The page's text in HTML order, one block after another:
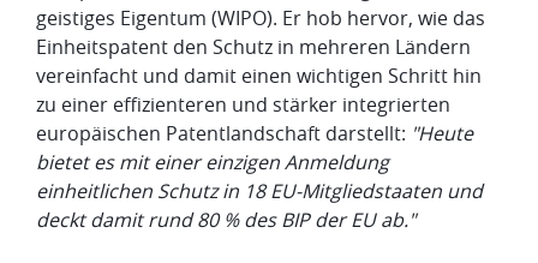
geistiges Eigentum (WIPO). Er hob hervor, wie das
Einheitspatent den Schutz in mehreren Ländern
vereinfacht und damit einen wichtigen Schritt hin
zu einer effizienteren und stärker integrierten
europäischen Patentlandschaft darstellt: "Heute
bietet es mit einer einzigen Anmeldung
einheitlichen Schutz in 18 EU-Mitgliedstaaten und
deckt damit rund 80 % des BIP der EU ab."